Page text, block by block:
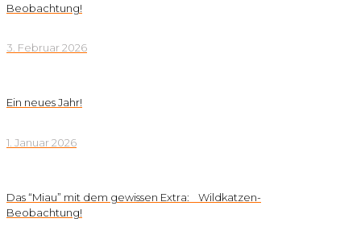
Beobachtung!
3. Februar 2026
Ein neues Jahr!
1. Januar 2026
Das “Miau” mit dem gewissen Extra: Wildkatzen-
Beobachtung!